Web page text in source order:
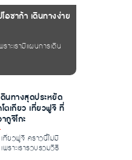
อซาก้า เดินทางง่าย
าะเรามีแผนการเดิน
นทางสุดประหยัด
ตเกียว เที่ยวฟูจิ ที่
กูจิโกะ
ที่ยวฟูจิ คราวนี้ไม่มี
พราะเรารวบรวมวิธี